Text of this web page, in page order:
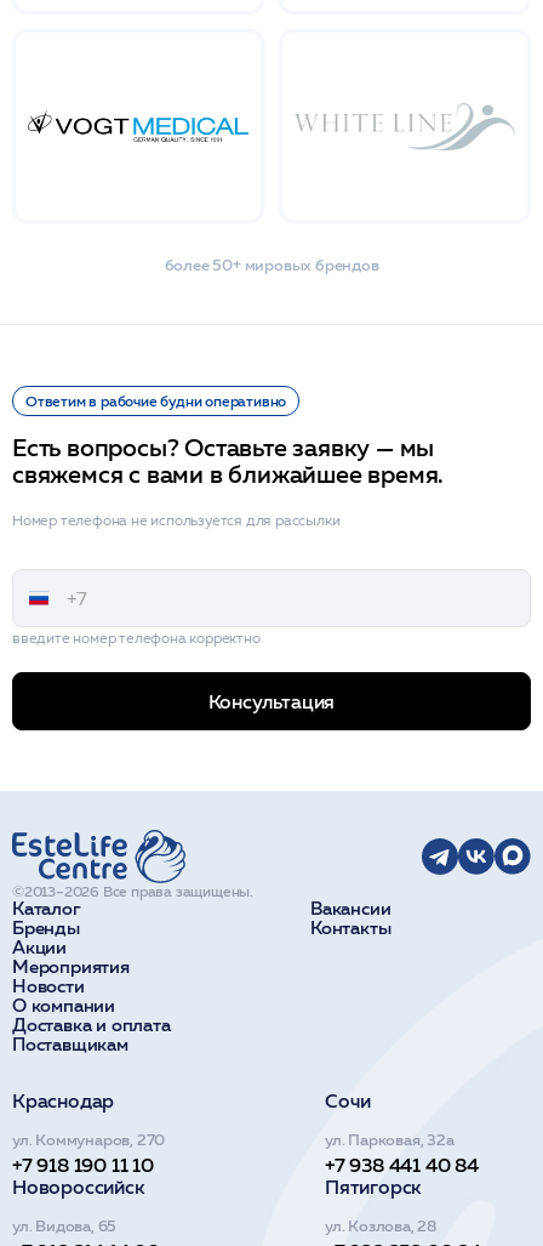
более 50+ мировых брендов
Ответим в рабочие будни оперативно
Есть вопросы? Оставьте заявку — мы
свяжемся с вами в ближайшее время.
Номер телефона не используется для рассылки
введите номер телефона корректно
Консультация
Каталог
Бренды
Акции
Мероприятия
Новости
О компании
Доставка и оплата
Поставщикам
Вакансии
Контакты
©2013–2026 Все права защищены.
Краснодар
ул. Коммунаров, 270
+7 918 190 11 10
Сочи
ул. Парковая, 32а
+7 938 441 40 84
Новороссийск
ул. Видова, 65
Пятигорск
ул. Козлова, 28